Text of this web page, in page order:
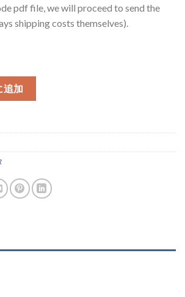
pdf file, we will proceed to send the
shipping costs themselves).
追加